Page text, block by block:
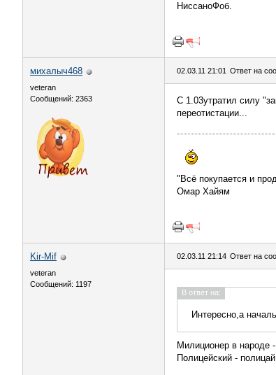
НиссаноФоб.
михалыч468
veteran
Сообщений: 2363
02.03.11 21:01 Ответ на
С 1.03утратил силу
переотистации...
"Всё покупается и
Омар Хайям
Kir-Mif
veteran
Сообщений: 1197
02.03.11 21:14 Ответ на
В ответ на:
Интересно,а
Милиционер в народе
Полицейский -